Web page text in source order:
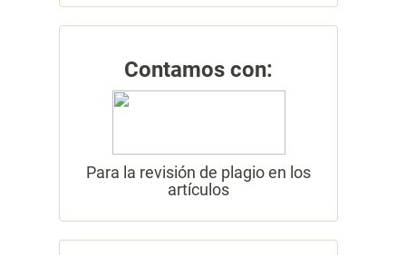
Contamos con:
Para la revisión de plagio en los
artículos